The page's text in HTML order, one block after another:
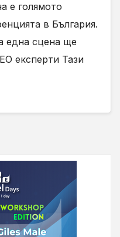
е голямото
в България.
една сцена ще
експерти Тази